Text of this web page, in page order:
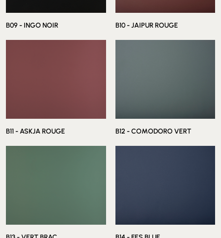
B09 - INGO NOIR B10 - JAIPUR ROUGE
B11 - ASKJA ROUGE B12 - COMODORO VERT